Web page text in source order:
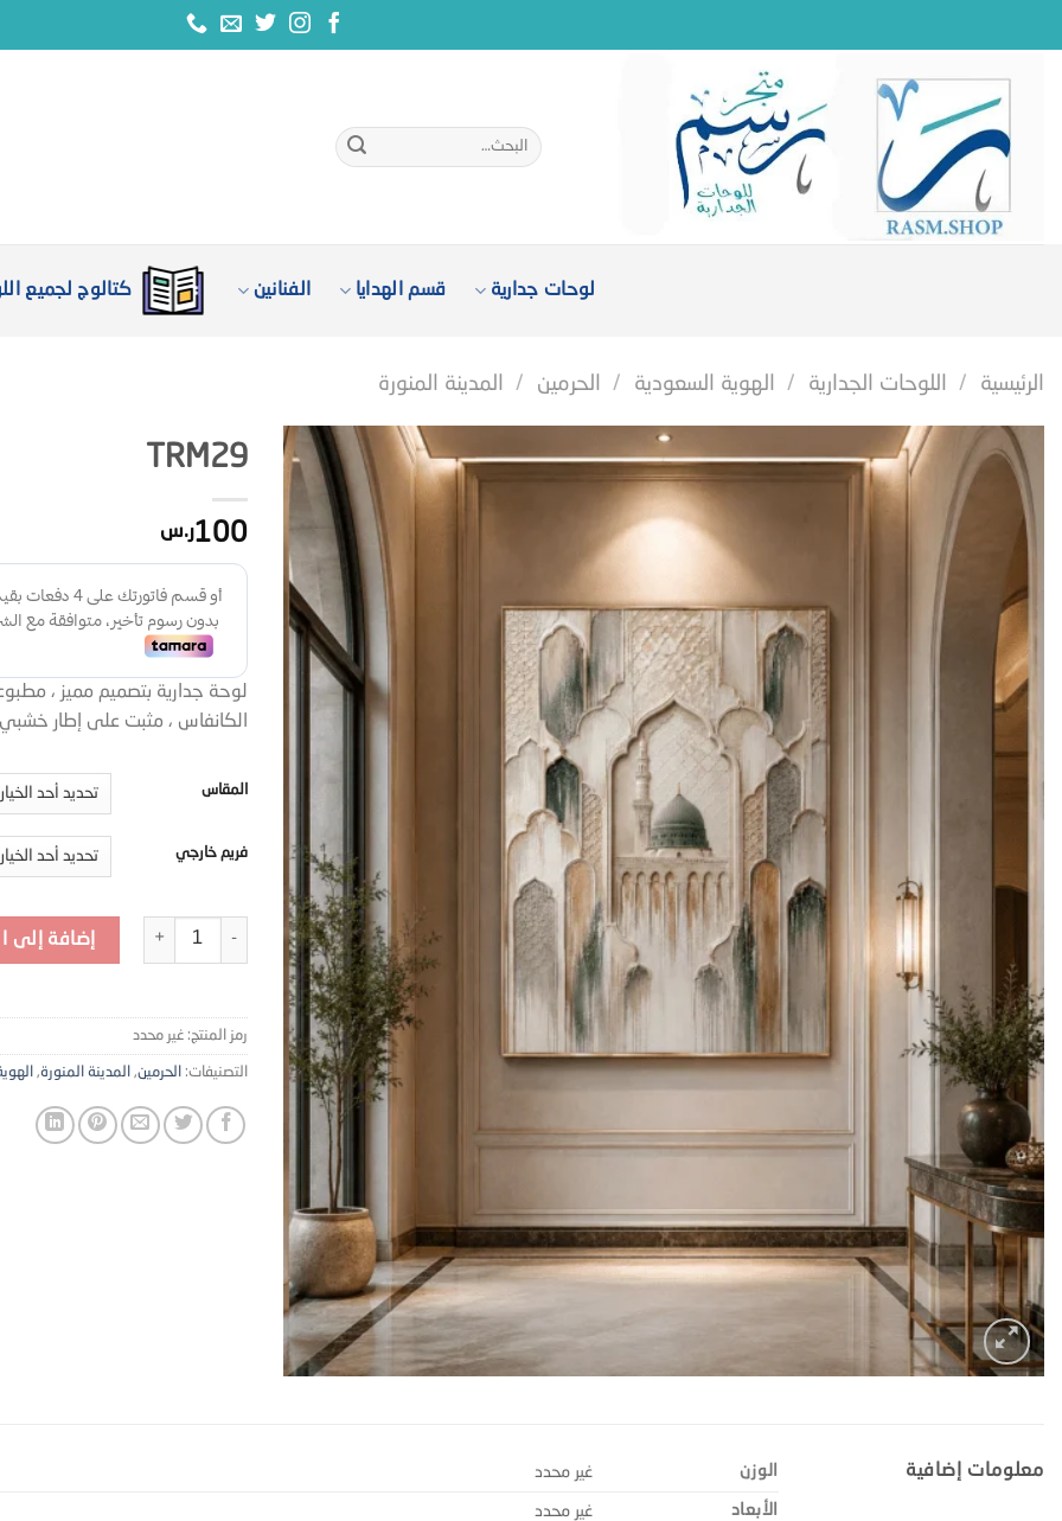
البحث
عن:
لوحات جدارية قسم الهدايا الفنانين كتالوج لجميع
الرئيسية / اللوحات الجدارية / الهوية السعودية / الحرمين / المدينة المنورة
TRM29
100ر.س
لوحة جدارية بتصميم مميز ،
الكانفاس ، مثبت على إطار
المقاس
فريم خارجي
إضافة إلى
رمز المنتج: غير محدد
التصنيفات: الحرمين, المدينة المنورة,
معلومات إضافية الوزن غير محدد
الأبعاد غير محدد